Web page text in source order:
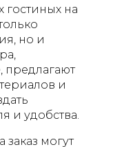
на
но и
предлагают
и
и удобства.
могут